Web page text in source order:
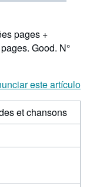
pages +
Good. N°
este artículo
et chansons